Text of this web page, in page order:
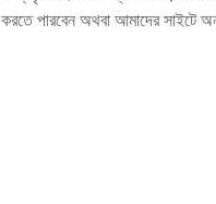
করতে পারবেন অথবা আমাদের সাইটে